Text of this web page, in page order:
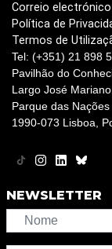
Correio electrónico
Política de
Termos de
Tel: (+351) 21 898
Pavilhão do
Largo José Mariano
Parque das Nações
1990-073 Lisboa,
NEWSLETTER